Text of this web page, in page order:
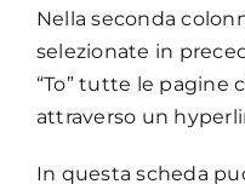
Nella seconda
selezionate in
“To” tutte le pagine
attraverso un
In questa scheda